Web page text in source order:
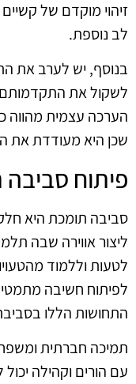
זיהוי מוקדם של
לב נוספת.
בנוסף, יש לערב את
לשקול את התקדמותם
הערכה עצמית מהווה
שכן היא מעודדת את
פיתוח
סביבה תומכת היא
ליצור אווירה שבה
לטעות וללמוד
לפיתוח חשיבה
התחושות הללו
תמיכה חברתית
עם הורים וקהילה יכול